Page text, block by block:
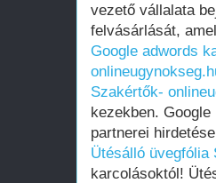
vezető vállalata
felvásárlását,
Google adwords
Szakértők-
kezekben.
partnerei
Ütésálló üvegfólia
karcolásoktól!